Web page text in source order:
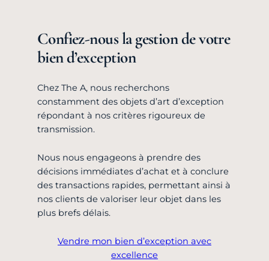
Confiez-nous la gestion de votre
bien d’exception
Chez The A, nous recherchons
constamment des objets d’art d’exception
répondant à nos critères rigoureux de
transmission.
Nous nous engageons à prendre des
décisions immédiates d’achat et à conclure
des transactions rapides, permettant ainsi à
nos clients de valoriser leur objet dans les
plus brefs délais.
Vendre mon bien d’exception avec
excellence